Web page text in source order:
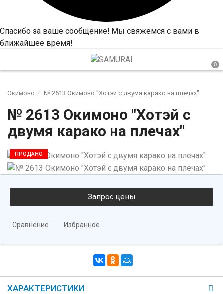
Спасибо за ваше сообщение! Мы свяжемся с вами в
ближайшее время!
Окимоно № 2613 Окимоно "Хотэй с двумя карако на плечах"
№ 2613 Окимоно "Хотэй с
двумя карако на плечах"
ПРОДАНО
Сравнение Избранное
ХАРАКТЕРИСТИКИ